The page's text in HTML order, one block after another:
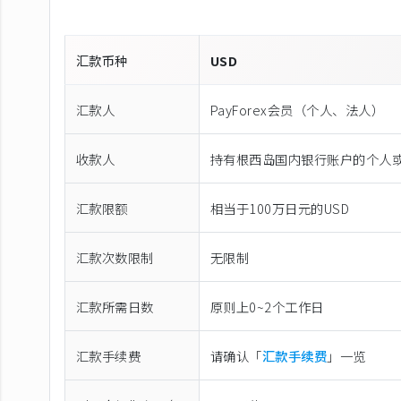
汇款币种 USD
汇款人 PayForex会员（个人、法人）
收款人 持有根西岛国内银行账户的个人
汇款限额 相当于100万日元的USD
汇款次数限制 无限制
汇款所需日数 原则上0~2个工作日
汇款手续费 请确认「汇款手续费」一览